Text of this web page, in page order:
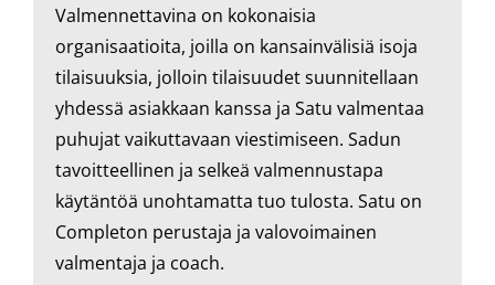
Valmennettavina on kokonaisia
organisaatioita, joilla on kansainvälisiä isoja
tilaisuuksia, jolloin tilaisuudet suunnitellaan
yhdessä asiakkaan kanssa ja Satu valmentaa
puhujat vaikuttavaan viestimiseen. Sadun
tavoitteellinen ja selkeä valmennustapa
käytäntöä unohtamatta tuo tulosta. Satu on
Completon perustaja ja valovoimainen
valmentaja ja coach.